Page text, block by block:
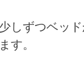
しずつベッ
す。